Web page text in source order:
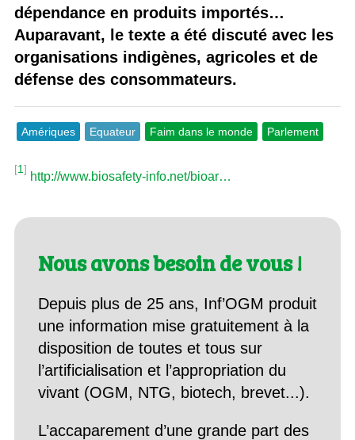
dépendance en produits importés…
Auparavant, le texte a été discuté avec les
organisations indigènes, agricoles et de
défense des consommateurs.
Amériques Equateur Faim dans le monde Parlement
[1]
http://www.biosafety-info.net/bioar…
Nous avons besoin de vous !
Depuis plus de 25 ans, Inf’OGM produit
une information mise gratuitement à la
disposition de toutes et tous sur
l’artificialisation et l’appropriation du
vivant (OGM, NTG, biotech, brevet...).
L’accaparement d’une grande part des